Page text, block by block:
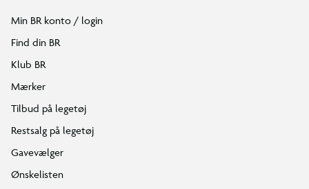
Min BR konto / login
Find din BR
Klub BR
Mærker
Tilbud på legetøj
Restsalg på legetøj
Gavevælger
Ønskelisten